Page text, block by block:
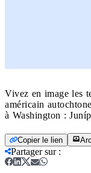
Vivez en image les
américain
à Washington :
Copier le lien
Partager sur: